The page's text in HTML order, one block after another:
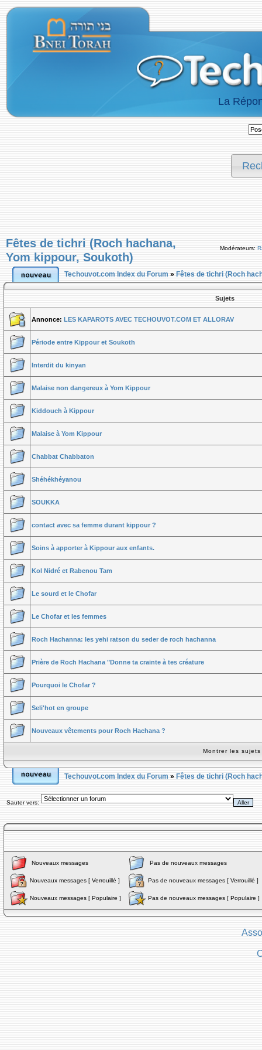
La
Fêtes de tichri (Roch hachana,
Yom kippour, Soukoth)
Modérateurs:
Techouvot.com Index du Forum » Fêtes de tichri (Roch
Sujets
Annonce: LES KAPAROTS AVEC TECHOUVOT.COM ET ALLORAV
Période entre Kippour et Soukoth
Interdit du kinyan
Malaise non dangereux à Yom Kippour
Kiddouch à Kippour
Malaise à Yom Kippour
Chabbat Chabbaton
Shéhékhéyanou
SOUKKA
contact avec sa femme durant kippour ?
Soins à apporter à Kippour aux enfants.
Kol Nidré et Rabenou Tam
Le sourd et le Chofar
Le Chofar et les femmes
Roch Hachanna: les yehi ratson du seder de roch hachanna
Prière de Roch Hachana "Donne ta crainte à tes créature
Pourquoi le Chofar ?
Seli'hot en groupe
Nouveaux vêtements pour Roch Hachana ?
Montrer les
Techouvot.com Index du Forum » Fêtes de tichri (Roch
Sauter vers:
Nouveaux messages Pas de nouveaux messages
Nouveaux messages [ Verrouillé ] Pas de nouveaux messages [ Verrouillé ]
Nouveaux messages [ Populaire ] Pas de nouveaux messages [ Populaire ]